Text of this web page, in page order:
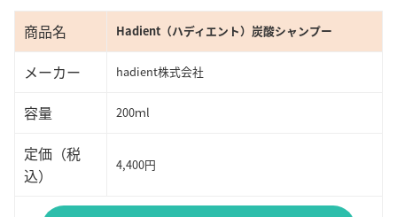
商品名 Hadient（ハディエント）炭酸シャンプー
メーカー hadient株式会社
容量 200ｍl
定価（税
込）
4,400円